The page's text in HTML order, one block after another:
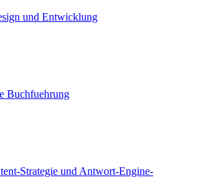
und Entwicklung
Buchfuehrung
Strategie und Antwort-Engine-